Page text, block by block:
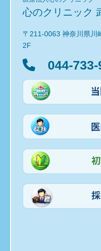
心のクリニック
〒211-0063 神奈川県川
2F
044-733-